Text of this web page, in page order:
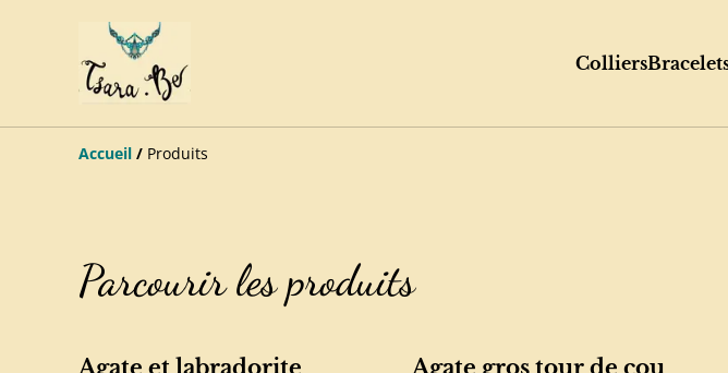
Colliers
Accueil / Produits
Parcourir les produits